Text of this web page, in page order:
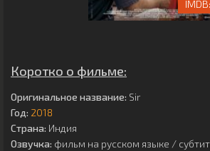
Коротко о фильме:
Оригинальное название: Sir
Год: 2018
Страна: Индия
Озвучка: фильм на русском языке /